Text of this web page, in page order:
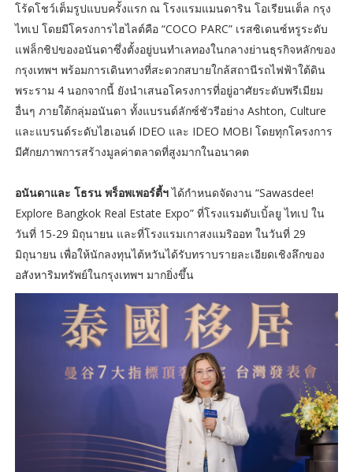
โร้ดโชว์เต็มรูปแบบครั้งแรก ณ โรงแรมแมนดาริน โอเรียนเต็ล กรุง
ไทเป โดยมีโครงการไฮไลต์คือ “COCO PARC” เรสซิเดนซ์หรูระดับ
แฟล็กชิปของอนันดาซึ่งตั้งอยู่บนทำเลทองในกลางย่านธุรกิจหลักของ
กรุงเทพฯ พร้อมการเดินทางที่สะดวกสบายใกล้สถานีรถไฟฟ้าใต้ดิน
พระราม 4 นอกจากนี้ ยังนำเสนอโครงการที่อยู่อาศัยระดับพรีเมียม
อื่นๆ ภายใต้กลุ่มอนันดา ทั้งแบรนด์ลักซ์ชัวรีอย่าง Ashton, Culture
และแบรนด์ระดับไฮเอนด์ IDEO และ IDEO MOBI โดยทุกโครงการ
มีศักยภาพการสร้างมูลค่าตลาดที่สูงมากในอนาคต
อนันดาและ โธรน พร็อพเพอร์ตี้ฯได้กำหนดจัดงาน “Sawasdee!
Explore Bangkok Real Estate Expo” ที่โรงแรมดับเบิ้ลยู ไทเป ใน
วันที่ 15-29 มิถุนายน และที่โรงแรมเกาสงแมริออท ในวันที่ 29
มิถุนายน เพื่อให้นักลงทุนไต้หวันได้รับทราบรายละเอียดเชิงลึกของ
อสังหาริมทรัพย์ในกรุงเทพฯ มากยิ่งขึ้น